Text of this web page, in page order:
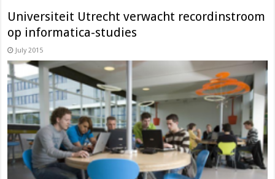
Universiteit Utrecht verwacht recordinstroom
op informatica-studies
July 2015